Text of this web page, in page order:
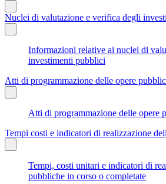
Nuclei di valutazione e verifica degli
Informazioni relative ai nuclei di
investimenti pubblici
Atti di programmazione delle opere
Atti di programmazione delle opere
Tempi costi e indicatori di realizzazione
Tempi, costi unitari e indicatori di
pubbliche in corso o completate